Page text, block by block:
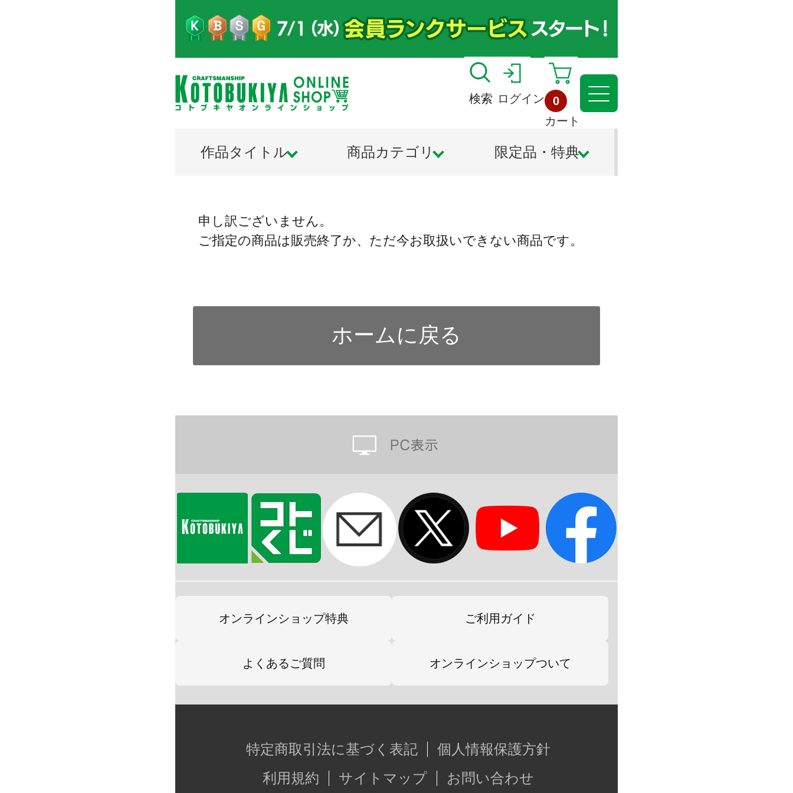
検索 ログイン
0
カート
作品タイトル 商品カテゴリ 限定品・特典
申し訳ございません。
ご指定の商品は販売終了か、ただ今お取扱いできない商品です。
オンラインショップ特典 ご利用ガイド
よくあるご質問 オンラインショップついて
特定商取引法に基づく表記
個人情報保護方針
利用規約
サイトマップ お問い合わせ